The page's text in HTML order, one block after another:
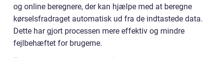
og online beregnere, der kan hjælpe med at beregne
kørselsfradraget automatisk ud fra de indtastede data.
Dette har gjort processen mere effektiv og mindre
fejlbehæftet for brugerne.